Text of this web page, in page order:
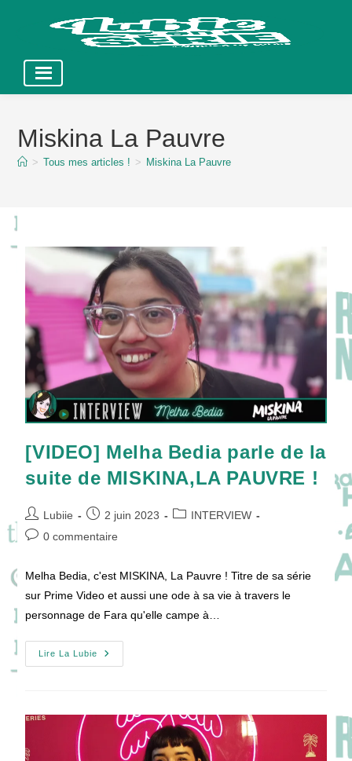
contentMiskina La Pauvre
> Tous mes articles ! > Miskina La Pauvre
[VIDEO] Melha Bedia parle de la
suite de MISKINA,LA PAUVRE !
Auteur/autrice
de
Lubiie
Publication
publiée :
2 juin 2023
PostINTERVIEW
Commentaires
0 commentaire
Melha Bedia, c'est MISKINA, La Pauvre ! Titre de sa série
sur Prime Video et aussi une ode à sa vie à travers le
personnage de Fara qu'elle campe à…
Lire La Lubie
[VIDEO]
Melha
Suite
MISKINA,LA
PAUVRE